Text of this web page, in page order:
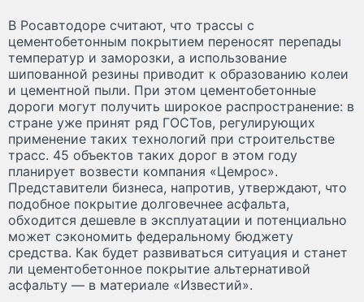
В Росавтодоре считают, что трассы с
цементобетонным покрытием переносят перепады
температур и заморозки, а использование
шипованной резины приводит к образованию колеи
и цементной пыли. При этом цементобетонные
дороги могут получить широкое распространение: в
стране уже принят ряд ГОСТов, регулирующих
применение таких технологий при строительстве
трасс. 45 объектов таких дорог в этом году
планирует возвести компания «Цемрос».
Представители бизнеса, напротив, утверждают, что
подобное покрытие долговечнее асфальта,
обходится дешевле в эксплуатации и потенциально
может сэкономить федеральному бюджету
средства. Как будет развиваться ситуация и станет
ли цементобетонное покрытие альтернативой
асфальту — в материале «Известий».